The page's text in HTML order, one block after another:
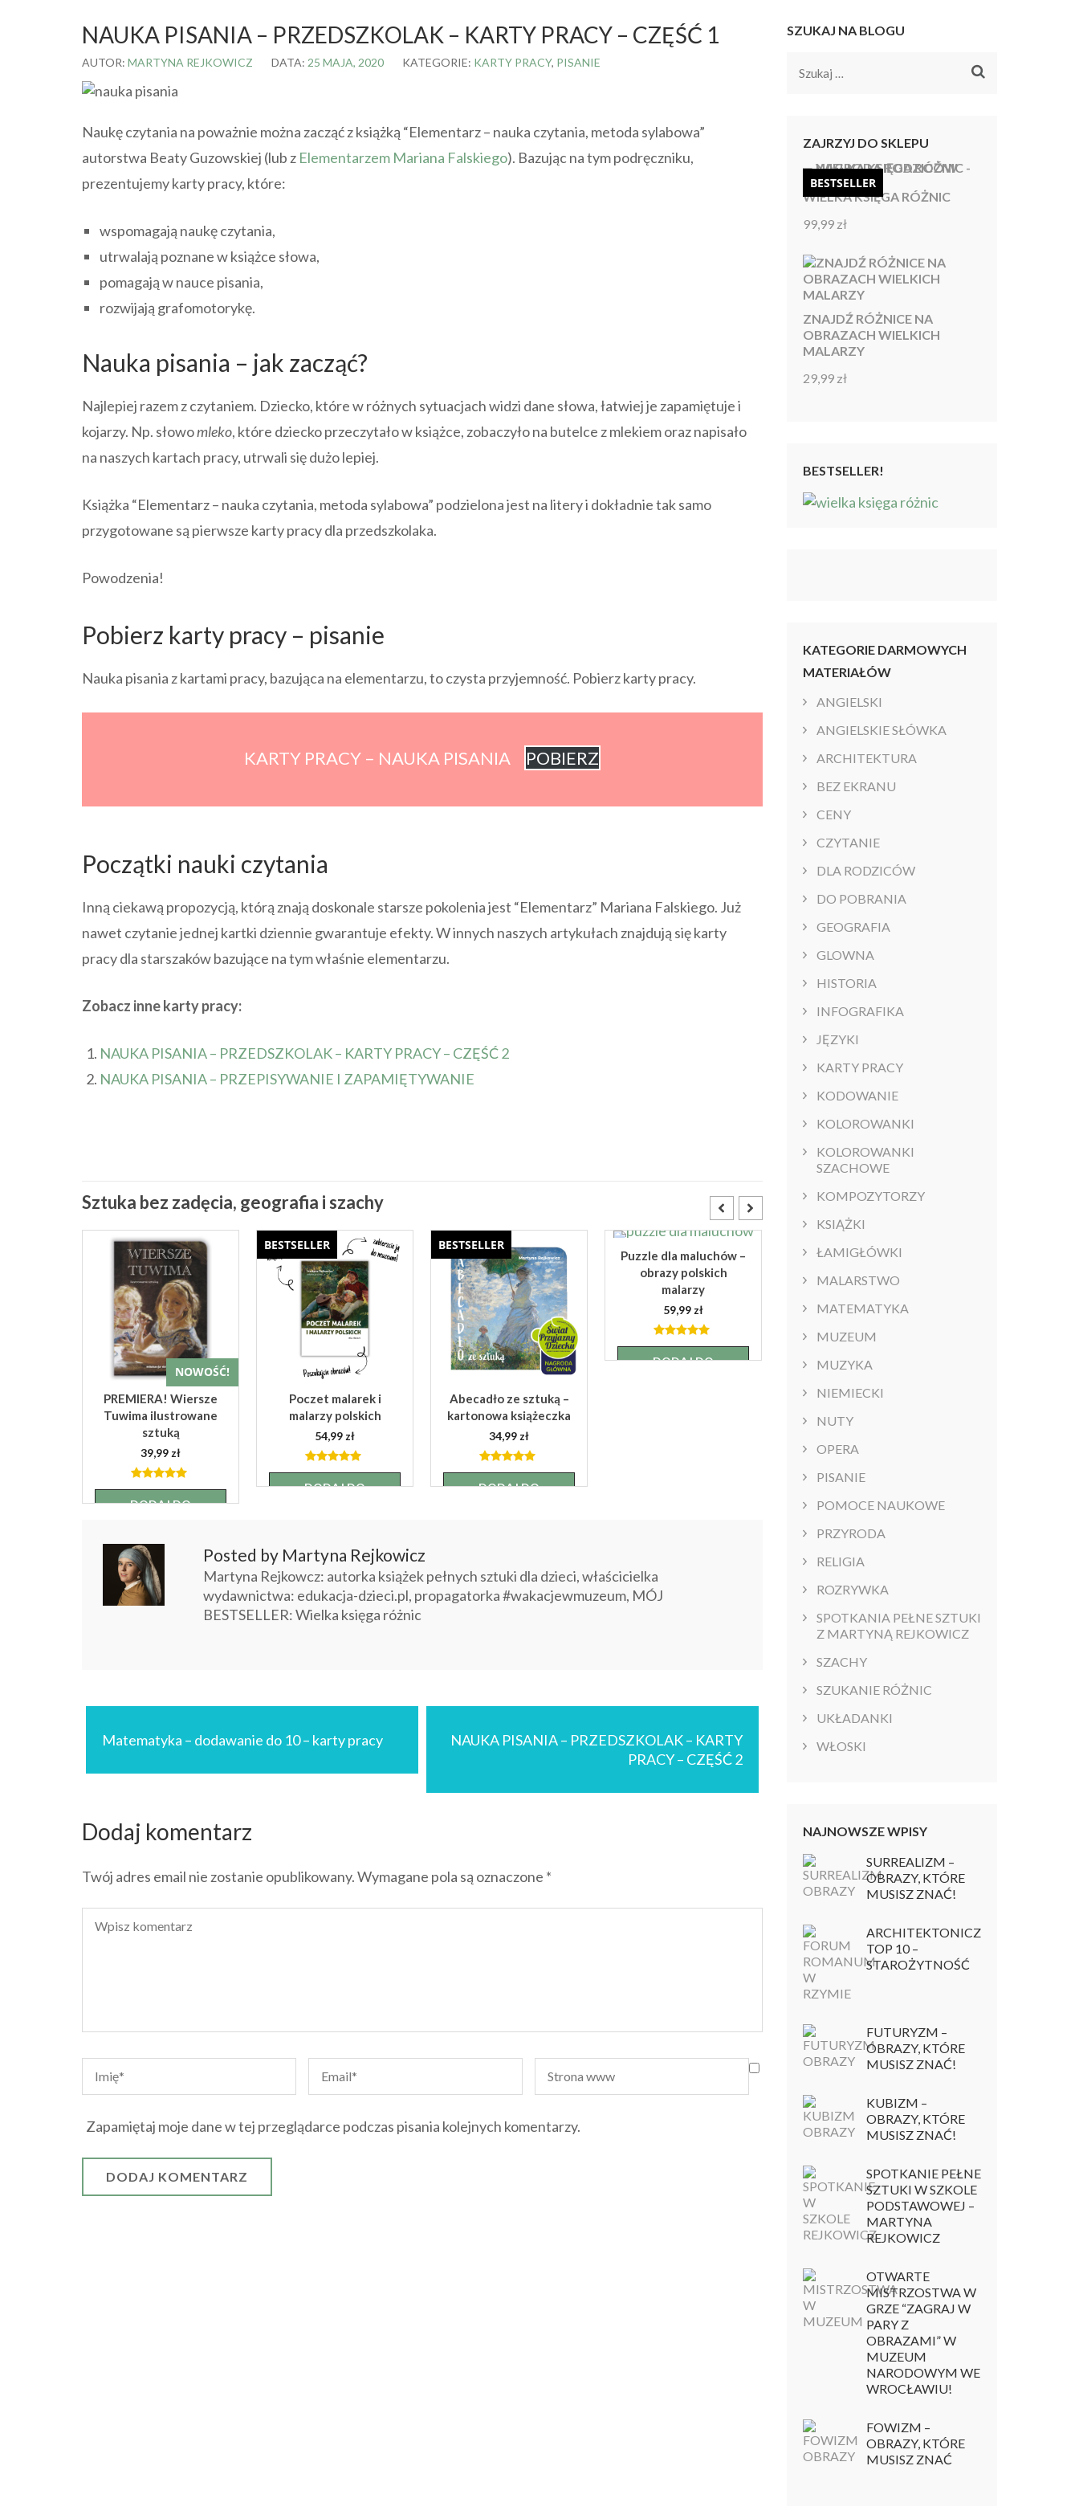
NAUKA PISANIA – PRZEDSZKOLAK – KARTY PRACY – CZĘŚĆ 1
AUTOR: MARTYNA REJKOWICZ DATA: 25 MAJA, 2020 KATEGORIE: KARTY PRACY, PISANIE
Naukę czytania na poważnie można zacząć z książką “Elementarz – nauka czytania, metoda sylabowa”
autorstwa Beaty Guzowskiej (lub z Elementarzem Mariana Falskiego). Bazując na tym podręczniku,
prezentujemy karty pracy, które:
wspomagają naukę czytania,
utrwalają poznane w książce słowa,
pomagają w nauce pisania,
rozwijają grafomotorykę.
Nauka pisania – jak zacząć?
Najlepiej razem z czytaniem. Dziecko, które w różnych sytuacjach widzi dane słowa, łatwiej je zapamiętuje i
kojarzy. Np. słowomleko, które dziecko przeczytało w książce, zobaczyło na butelce z mlekiem oraz napisało
na naszych kartach pracy, utrwali się dużo lepiej.
Książka “Elementarz – nauka czytania, metoda sylabowa” podzielona jest na litery i dokładnie tak samo
przygotowane są pierwsze karty pracy dla przedszkolaka.
Powodzenia!
Pobierz karty pracy – pisanie
Nauka pisania z kartami pracy, bazująca na elementarzu, to czysta przyjemność. Pobierz karty pracy.
KARTY PRACY – NAUKA PISANIA POBIERZ
Początki nauki czytania
Inną ciekawą propozycją, którą znają doskonale starsze pokolenia jest “Elementarz” Mariana Falskiego. Już
nawet czytanie jednej kartki dziennie gwarantuje efekty. W innych naszych artykułach znajdują się karty
pracy dla starszaków bazujące na tym właśnie elementarzu.
Zobacz inne karty pracy:
NAUKA PISANIA – PRZEDSZKOLAK – KARTY PRACY – CZĘŚĆ 2
NAUKA PISANIA – PRZEPISYWANIE I ZAPAMIĘTYWANIE
Sztuka bez zadęcia, geografia i szachy
NOWOŚĆ!
PREMIERA! Wiersze
Tuwima ilustrowane
sztuką
39,99 zł
5.00out of
5
DODAJ DO
BESTSELLER
Poczet malarek i
malarzy polskich
54,99 zł
4.88out
of 5
DODAJ DO
BESTSELLER
Abecadło ze sztuką –
kartonowa książeczka
34,99 zł
4.85out
of 5
DODAJ DO
Puzzle dla maluchów –
obrazy polskich
malarzy
59,99 zł
4.90out
of 5
DODAJ DO
BESTSELLER
Memory ze sztuką
54,99
4.89out
DODAJ DO
KOSZYKA
Posted by Martyna Rejkowicz
Martyna Rejkowcz: autorka książek pełnych sztuki dla dzieci, właścicielka
wydawnictwa: edukacja-dzieci.pl, propagatorka #wakacjewmuzeum, MÓJ
BESTSELLER: Wielka księga różnic
Nawigacja
wpisu
Matematyka – dodawanie do 10 – karty pracy
NAUKA PISANIA – PRZEDSZKOLAK – KARTY
PRACY – CZĘŚĆ 2
Dodaj komentarz
Twój adres email nie zostanie opublikowany.Wymagane pola są oznaczone *
Zapamiętaj moje dane w tej przeglądarce podczas pisania kolejnych komentarzy.
SZUKAJ NA BLOGU
Szukaj:
ZAJRZYJ DO SKLEPU
BESTSELLER
WIELKA KSIĘGA RÓŻNIC
Oceniono
99,99 zł
ZNAJDŹ RÓŻNICE NA
OBRAZACH WIELKICH
MALARZY
Oceniono
29,99 zł
BESTSELLER!
KATEGORIE DARMOWYCH
MATERIAŁÓW
ANGIELSKI
ANGIELSKIE SŁÓWKA
ARCHITEKTURA
BEZ EKRANU
CENY
CZYTANIE
DLA RODZICÓW
DO POBRANIA
GEOGRAFIA
GLOWNA
HISTORIA
INFOGRAFIKA
JĘZYKI
KARTY PRACY
KODOWANIE
KOLOROWANKI
KOLOROWANKI
SZACHOWE
KOMPOZYTORZY
KSIĄŻKI
ŁAMIGŁÓWKI
MALARSTWO
MATEMATYKA
MUZEUM
MUZYKA
NIEMIECKI
NUTY
OPERA
PISANIE
POMOCE NAUKOWE
PRZYRODA
RELIGIA
ROZRYWKA
SPOTKANIA PEŁNE SZTUKI
Z MARTYNĄ REJKOWICZ
SZACHY
SZUKANIE RÓŻNIC
UKŁADANKI
WŁOSKI
NAJNOWSZE WPISY
SURREALIZM –
OBRAZY, KTÓRE
MUSISZ ZNAĆ!
ARCHITEKTONICZNY
TOP 10 –
STAROŻYTNOŚĆ
FUTURYZM –
OBRAZY, KTÓRE
MUSISZ ZNAĆ!
KUBIZM –
OBRAZY, KTÓRE
MUSISZ ZNAĆ!
SPOTKANIE PEŁNE
SZTUKI W SZKOLE
PODSTAWOWEJ –
MARTYNA
REJKOWICZ
OTWARTE
MISTRZOSTWA W
GRZE “ZAGRAJ W
PARY Z
OBRAZAMI” W
MUZEUM
NARODOWYM WE
WROCŁAWIU!
FOWIZM –
OBRAZY, KTÓRE
MUSISZ ZNAĆ